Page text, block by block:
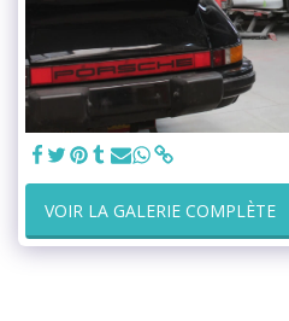
VOIR LA GALERIE COMPLÈTE